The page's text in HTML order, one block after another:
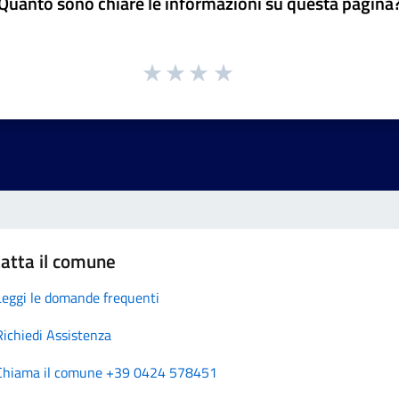
il comune
le domande frequenti
Assistenza
il comune +39 0424 578451